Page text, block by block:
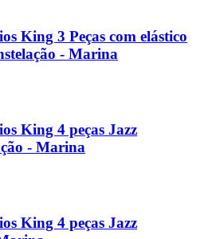
King 3 Peças com elástico
- Marina
King 4 peças Jazz
- Marina
King 4 peças Jazz